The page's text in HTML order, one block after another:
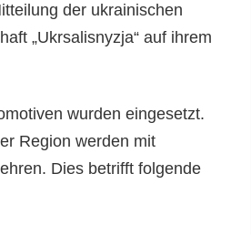
der ukrainischen
„Ukrsalisnyzja“ auf ihrem
wurden eingesetzt.
Region werden mit
Dies betrifft folgende